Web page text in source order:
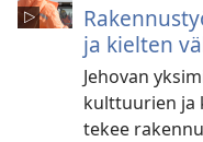
ja kielten
Jehovan
kulttuurien ja
tekee